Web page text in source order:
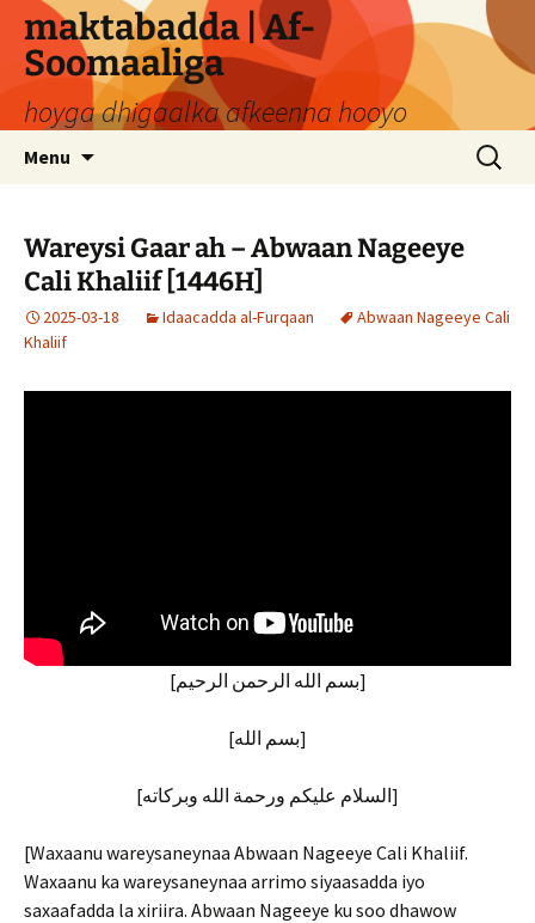
Skip
content
maktabadda | Af-
Soomaaliga
hoyga dhigaalka afkeenna hooyo
Menu
Search
for:
Wareysi Gaar ah – Abwaan Nageeye
Cali Khaliif [1446H]
2025-03-18 Idaacadda al-Furqaan
Abwaan Nageeye Cali
Khaliif
[بسم الله الرحمن الرحيم]
[بسم الله]
[السلام عليكم ورحمة الله وبركاته]
[Waxaanu wareysaneynaa Abwaan Nageeye Cali Khaliif.
Waxaanu ka wareysaneynaa arrimo siyaasadda iyo
saxaafadda la xiriira. Abwaan Nageeye ku soo dhawow